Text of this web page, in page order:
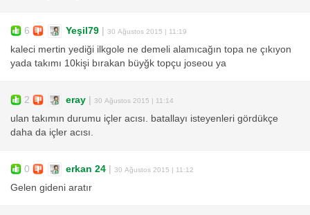
6 Yeşil79 | 30 Ağustos 2015 | 11:19
kaleci mertin yediği ilkgole ne demeli alamıcağın topa ne çıkıyon
yada takımı 10kişi bırakan büyğk topçu joseou ya
2 eray | 30 Ağustos 2015 | 11:14
ulan takımın durumu içler acısı. batallayı isteyenleri gördükçe
daha da içler acısı.
0 erkan 24 | 30 Ağustos 2015 | 11:12
Gelen gideni aratır